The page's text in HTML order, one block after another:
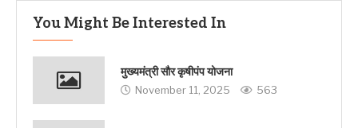
You Might Be Interested In
मुख्यमंत्री सौर कृषीपंप योजना
November 11, 2025 563